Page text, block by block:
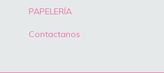
PAPELERÍA
Contactanos